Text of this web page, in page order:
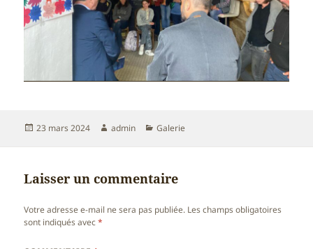
Publié
23 mars 2024 Auteur
admin Catégories
Galerie
Laisser un commentaire
Votre adresse e-mail ne sera pas publiée. Les champs obligatoires
sont indiqués avec*